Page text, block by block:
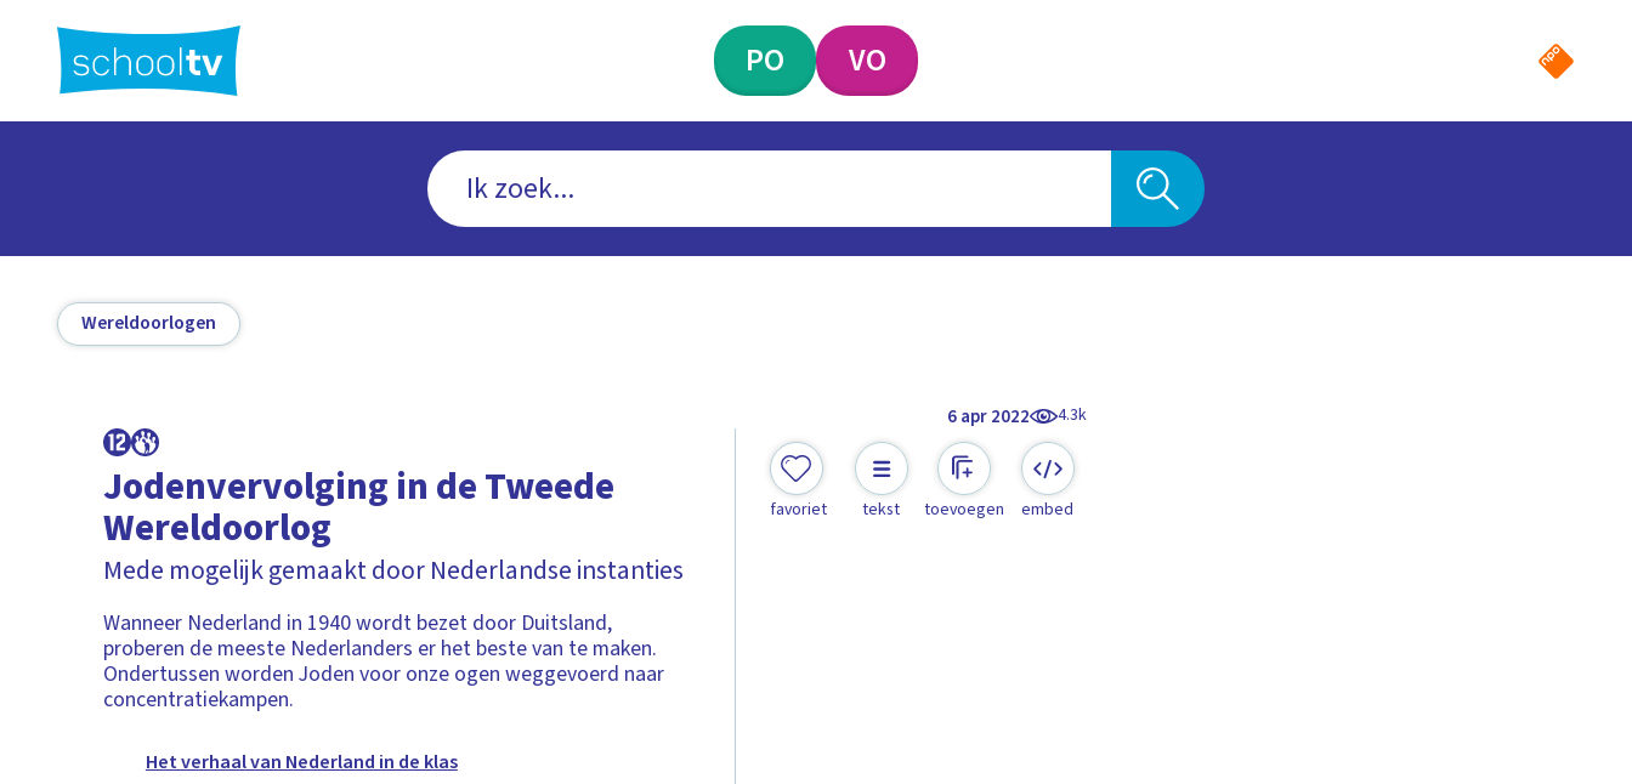
hoofdinhoud
PO VO
Wereldoorlogen
6 apr 2022 4.3k
Jodenvervolging in de Tweede
Wereldoorlog
Mede mogelijk gemaakt door Nederlandse instanties
Wanneer Nederland in 1940 wordt bezet door Duitsland,
proberen de meeste Nederlanders er het beste van te maken.
Ondertussen worden Joden voor onze ogen weggevoerd naar
concentratiekampen.
Het verhaal van Nederland in de klas
favoriet tekst toevoegen embed